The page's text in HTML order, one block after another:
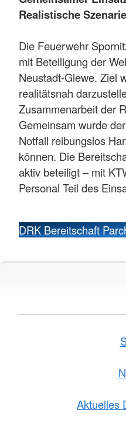
Realistische
Die Feuerwehr
mit Beteiligung der
Neustadt-Glewe. Ziel
realitätsnah
Zusammenarbeit der
Gemeinsam wurde
Notfall reibungslos
können. Die
aktiv beteiligt – mit
Personal Teil des
DRK Bereitschaft
Aktuelles